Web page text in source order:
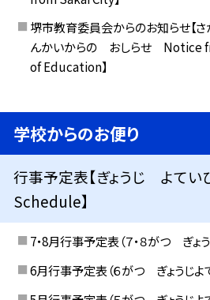
堺市教育委員会からのお知らせ【
んかいからの おしらせ Notice
of Education】
学校からのお便り
行事予定表【ぎょうじ よて
Schedule】
7・8月行事予定表（７・８がつ ぎょう
6月行事予定表（６がつ ぎょうじよて